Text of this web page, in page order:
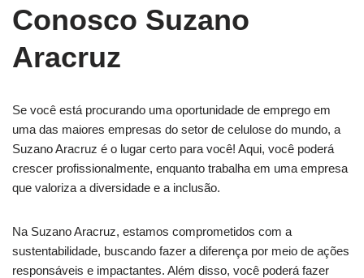
Conosco Suzano
Aracruz
Se você está procurando uma oportunidade de emprego em
uma das maiores empresas do setor de celulose do mundo, a
Suzano Aracruz é o lugar certo para você! Aqui, você poderá
crescer profissionalmente, enquanto trabalha em uma empresa
que valoriza a diversidade e a inclusão.
Na Suzano Aracruz, estamos comprometidos com a
sustentabilidade, buscando fazer a diferença por meio de ações
responsáveis e impactantes. Além disso, você poderá fazer